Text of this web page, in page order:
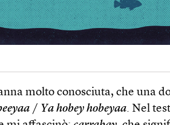
molto conosciuta, che una
/ Ya hobey hobeyaa. Nel